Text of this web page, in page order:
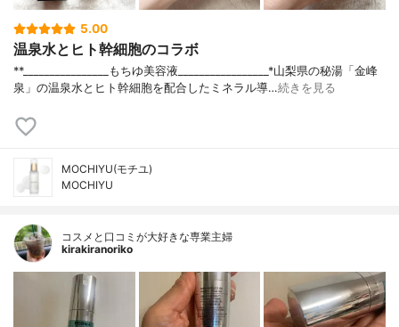
5.00
温泉水とヒト幹細胞のコラボ
**⁡________________⁡もちゆ⁡美容液⁡_________________⁡⁡⁡*山梨県の秘湯「金峰
泉」の温泉水とヒト幹細胞を配合したミネラル導…続きを見る
MOCHIYU(モチユ)
MOCHIYU
コスメと口コミが大好きな専業主婦
kirakiranoriko